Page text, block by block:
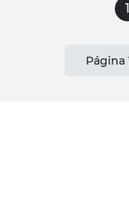
1
Página